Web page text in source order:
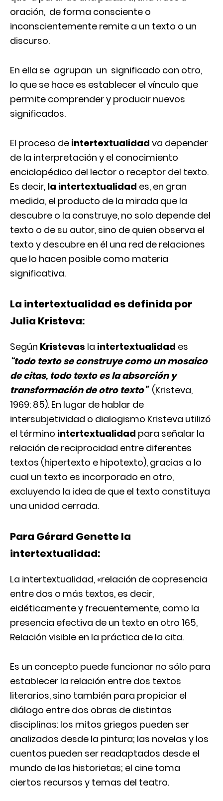
oración, de forma consciente o
inconscientemente remite a un texto o un
discurso.
En ella se agrupan un significado con otro,
lo que se hace es establecer el vínculo que
permite comprender y producir nuevos
significados.
El proceso de intertextualidad va depender
de la interpretación y el conocimiento
enciclopédico del lector o receptor del texto.
Es decir, la intertextualidad es, en gran
medida, el producto de la mirada que la
descubre o la construye, no solo depende del
texto o de su autor, sino de quien observa el
texto y descubre en él una red de relaciones
que lo hacen posible como materia
significativa.
La intertextualidad es definida por
Julia Kristeva:
Según Kristevas la intertextualidad es
“todo texto se construye como un mosaico
de citas, todo texto es la absorción y
transformación de otro texto” (Kristeva,
1969: 85). En lugar de hablar de
intersubjetividad o dialogismo Kristeva utilizó
el término intertextualidad para señalar la
relación de reciprocidad entre diferentes
textos (hipertexto e hipotexto), gracias a lo
cual un texto es incorporado en otro,
excluyendo la idea de que el texto constituya
una unidad cerrada.
Para Gérard Genette la
intertextualidad:
La intertextualidad, «relación de copresencia
entre dos o más textos, es decir,
eidéticamente y frecuentemente, como la
presencia efectiva de un texto en otro 165,
Relación visible en la práctica de la cita.
Es un concepto puede funcionar no sólo para
establecer la relación entre dos textos
literarios, sino también para propiciar el
diálogo entre dos obras de distintas
disciplinas: los mitos griegos pueden ser
analizados desde la pintura; las novelas y los
cuentos pueden ser readaptados desde el
mundo de las historietas; el cine toma
ciertos recursos y temas del teatro.